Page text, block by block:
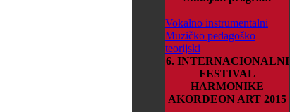
Vokalno instrumentalni
Muzičko pedagoško
teorijski
6. INTERNACIONALNI
FESTIVAL
HARMONIKE
AKORDEON ART 2015